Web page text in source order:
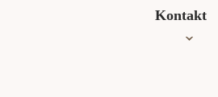
Oferta
Kontakt